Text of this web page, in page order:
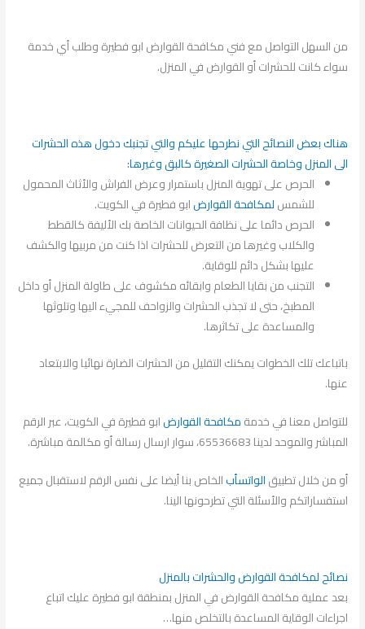
من السهل التواصل مع فني مكافحة القوارض ابو فطيرة وطلب أي خدمة
سواء كانت للحشرات أو القوارض في المنزل.
هناك بعض النصائح التي نطرحها عليكم والتي تجنبك دخول هذه الحشرات
الى المنزل وخاصة الحشرات الصغيرة كالبق وغيرها:
الحرص على تهوية المنزل باستمرار وعرض الفراش والأثاث المحمول
للشمسلمكافحة القوارضابو فطيرة في الكويت.
الحرص دائما على نظافة الحيوانات الخاصة بك الأليفة كالقطط
والكلاب وغيرها من التعرض للحشرات اذا كنت من مربيها والكشف
عليها بشكل دائم للوقاية.
التجنب من بقايا الطعام وابقائه مكشوف على طاولة المنزل أو داخل
المطبخ، حتى لا تجذب الحشرات والزواحف للمجيء اليها وتلوثها
والمساعدة على تكاثرها.
باتباعك تلك الخطوات يمكنك التقليل من الحشرات الضارة نهائيا والابتعاد
عنها.
للتواصل معنا في خدمةمكافحة القوارضابو فطيرة في الكويت، عبر الرقم
المباشر والموحد لدينا 65536683، سوار ارسال رسالة أو مكالمة مباشرة.
أو من خلال تطبيقالواتسأبالخاص بنا أيضا على نفس الرقم لاستقبال جميع
استفساراتكم والأسئلة التي تطرحونها الينا.
نصائح لمكافحة القوارض والحشرات بالمنزل
بعد عملية مكافحة القوارض في المنزل بمنطقة ابو فطيرة عليك اتباع
اجراءات الوقاية المساعدة بالتخلص منها…